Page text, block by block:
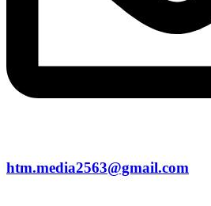
htm.media2563@gmail.com